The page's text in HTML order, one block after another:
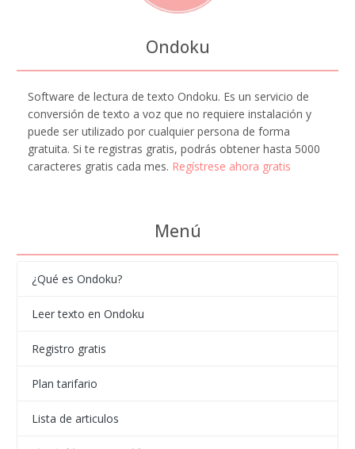
Ondoku
Software de lectura de texto Ondoku. Es un servicio de
conversión de texto a voz que no requiere instalación y
puede ser utilizado por cualquier persona de forma
gratuita. Si te registras gratis, podrás obtener hasta 5000
caracteres gratis cada mes. Regístrese ahora gratis
Menú
¿Qué es Ondoku?
Leer texto en Ondoku
Registro gratis
Plan tarifario
Lista de articulos